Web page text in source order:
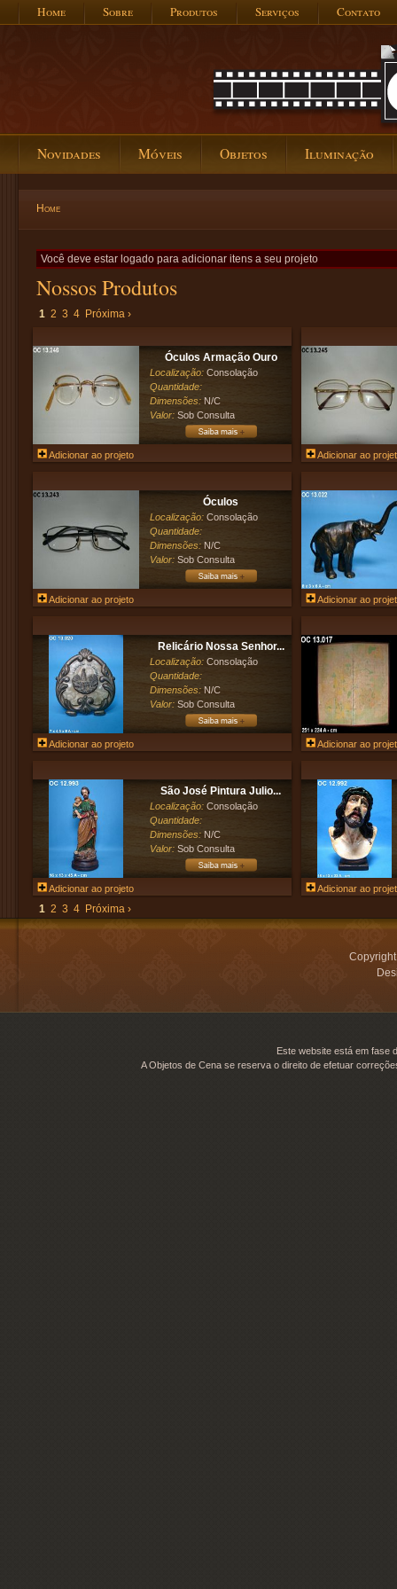
Home Sobre Produtos Serviços Contato
Novidades Móveis Objetos Iluminação
Home
Você deve estar logado para adicionar itens a seu projeto
Nossos Produtos
1 2 3 4 Próxima ›
Óculos Armação Ouro
Localização: Consolação
Quantidade:
Dimensões: N/C
Valor: Sob Consulta
Adicionar ao projeto Adicionar ao
Óculos
Localização: Consolação
Quantidade:
Dimensões: N/C
Valor: Sob Consulta
Adicionar ao projeto Adicionar ao
Relicário Nossa Senhor...
Localização: Consolação
Quantidade:
Dimensões: N/C
Valor: Sob Consulta
Adicionar ao projeto Adicionar ao
São José Pintura Julio...
Localização: Consolação
Quantidade:
Dimensões: N/C
Valor: Sob Consulta
Adicionar ao projeto Adicionar ao
1 2 3 4 Próxima ›
Este website está em fase
A Objetos de Cena se reserva o direito de efetuar